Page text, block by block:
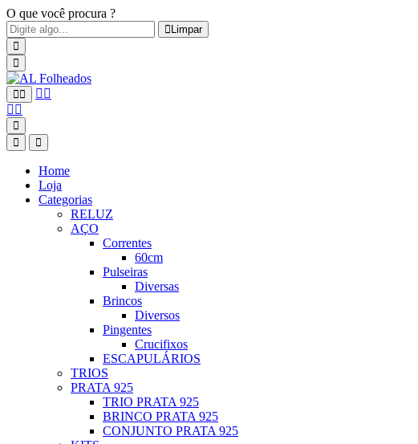
O que você procura ?
Limpar
Home
Loja
Categorias
RELUZ
AÇO
Correntes
60cm
Pulseiras
Diversas
Brincos
Diversos
Pingentes
Crucifixos
ESCAPULÁRIOS
TRIOS
PRATA 925
TRIO PRATA 925
BRINCO PRATA 925
CONJUNTO PRATA 925